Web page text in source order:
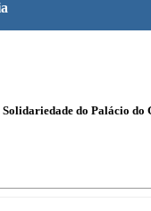
do Palácio do